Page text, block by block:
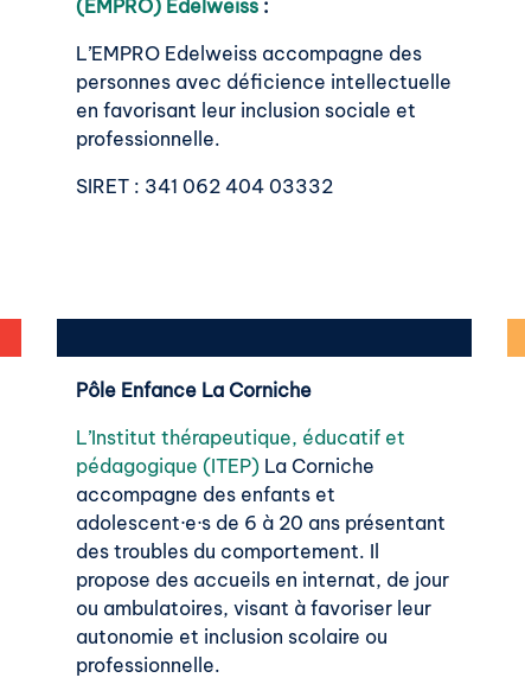
(EMPRO) Edelweiss :
L’EMPRO Edelweiss accompagne des
personnes avec déficience intellectuelle
en favorisant leur inclusion sociale et
professionnelle.
SIRET : 341 062 404 03332
Pôle Enfance La Corniche
L’Institut thérapeutique, éducatif et
pédagogique (ITEP) La Corniche
accompagne des enfants et
adolescent·e·s de 6 à 20 ans présentant
des troubles du comportement. Il
propose des accueils en internat, de jour
ou ambulatoires, visant à favoriser leur
autonomie et inclusion scolaire ou
professionnelle.